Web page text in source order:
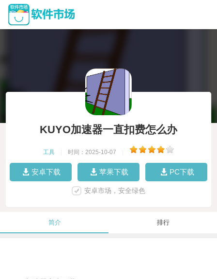
KUYO加速器一直扣费怎么办
工具 时间：2025-10-07
安卓下载 苹果下载 PC下载
安卓市场，安全绿色
简介 排行